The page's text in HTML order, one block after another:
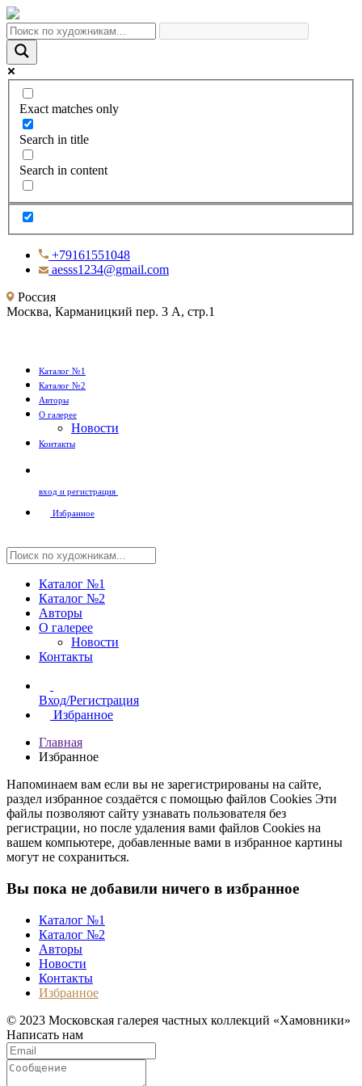
Exact matches only
Search in title
Search in content
+79161551048
aesss1234@gmail.com
Россия
Москва, Карманицкий пер. 3 А, стр.1
Каталог №1
Каталог №2
Авторы
О галерее
Новости
Контакты
вход и регистрация
Избранное
Каталог №1
Каталог №2
Авторы
О галерее
Новости
Контакты
Вход/Регистрация
Избранное
Главная
Избранное
Напоминаем вам если вы не зарегистрированы на сайте,
раздел избранное создаётся с помощью файлов Cookies Эти
файлы позволяют сайту узнавать пользователя без
регистрации, но после удаления вами файлов Cookies на
вашем компьютере, добавленные вами в избранное картины
могут не сохраниться.
Вы пока не добавили ничего в избранное
Каталог №1
Каталог №2
Авторы
Новости
Контакты
Избранное
© 2023 Московская галерея частных коллекций «Хамовники»
Написать нам